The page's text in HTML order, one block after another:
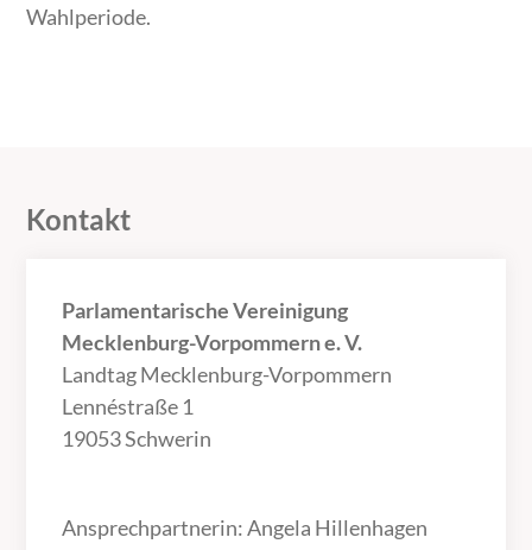
Wahlperiode.
Kontakt
Parlamentarische Vereinigung
Mecklenburg-Vorpommern e. V.
Landtag Mecklenburg-Vorpommern
Lennéstraße 1
19053 Schwerin
Ansprechpartnerin: Angela Hillenhagen